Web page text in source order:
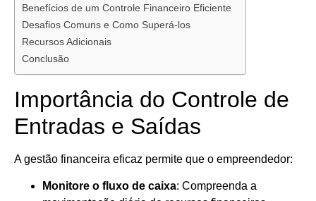
Benefícios de um Controle Financeiro Eficiente
Desafios Comuns e Como Superá-los
Recursos Adicionais
Conclusão
Importância do Controle de
Entradas e Saídas
A gestão financeira eficaz permite que o empreendedor:
Monitore o fluxo de caixa: Compreenda a